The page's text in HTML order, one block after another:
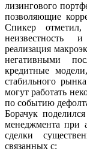
лизингового
позволяющие
Спикер
неизвестность
реализация
негативными
кредитные
стабильного
могут работать
по событию
Борачук
менеджмента при
сделки
связанных с: